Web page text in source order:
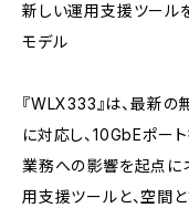
新しい運用支援ツール
モデル
『WLX333』は、最新
に対応し、10GbEポー
業務への影響を起点に
用支援ツールと、空間